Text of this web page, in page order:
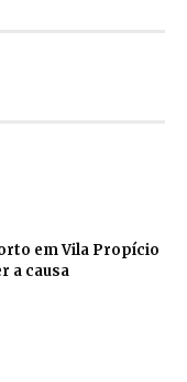
em Vila Propício
a causa